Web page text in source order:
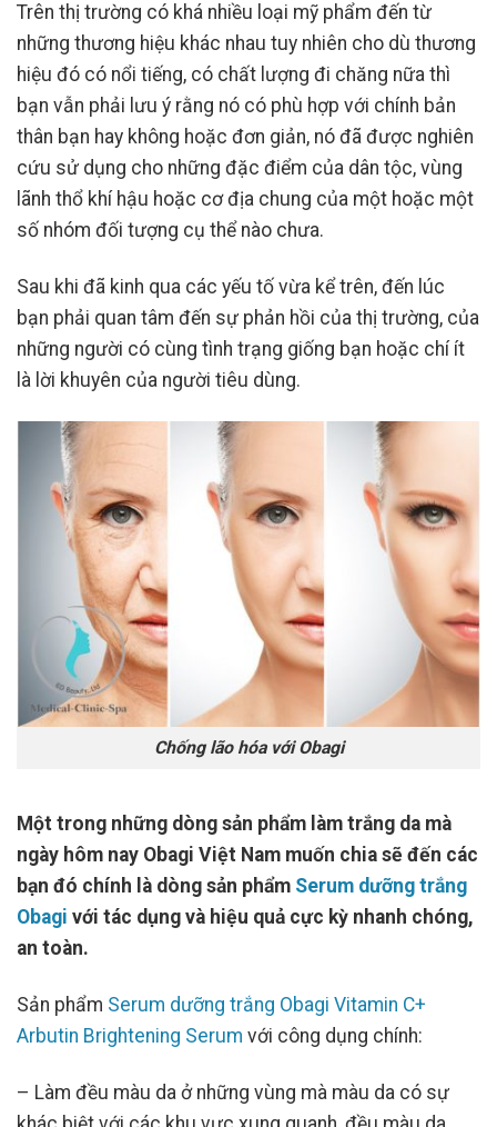
Trên thị trường có khá nhiều loại mỹ phẩm đến từ
những thương hiệu khác nhau tuy nhiên cho dù thương
hiệu đó có nổi tiếng, có chất lượng đi chăng nữa thì
bạn vẫn phải lưu ý rằng nó có phù hợp với chính bản
thân bạn hay không hoặc đơn giản, nó đã được nghiên
cứu sử dụng cho những đặc điểm của dân tộc, vùng
lãnh thổ khí hậu hoặc cơ địa chung của một hoặc một
số nhóm đối tượng cụ thể nào chưa.
Sau khi đã kinh qua các yếu tố vừa kể trên, đến lúc
bạn phải quan tâm đến sự phản hồi của thị trường, của
những người có cùng tình trạng giống bạn hoặc chí ít
là lời khuyên của người tiêu dùng.
Chống lão hóa với Obagi
Một trong những dòng sản phẩm làm trắng da mà
ngày hôm nay Obagi Việt Nam muốn chia sẽ đến các
bạn đó chính là dòng sản phẩm Serum dưỡng trắng
Obagi với tác dụng và hiệu quả cực kỳ nhanh chóng,
an toàn.
Sản phẩm Serum dưỡng trắng Obagi Vitamin C+
Arbutin Brightening Serum với công dụng chính:
– Làm đều màu da ở những vùng mà màu da có sự